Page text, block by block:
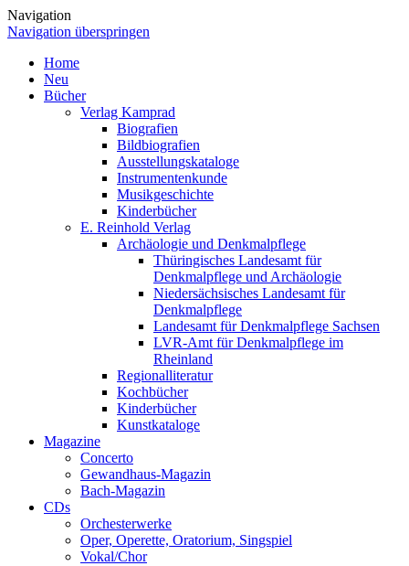
Navigation
Navigation überspringen
Home
Neu
Bücher
Verlag Kamprad
Biografien
Bildbiografien
Ausstellungskataloge
Instrumentenkunde
Musikgeschichte
Kinderbücher
E. Reinhold Verlag
Archäologie und Denkmalpflege
Thüringisches Landesamt für
Denkmalpflege und Archäologie
Niedersächsisches Landesamt für
Denkmalpflege
Landesamt für Denkmalpflege Sachsen
LVR-Amt für Denkmalpflege im
Rheinland
Regionalliteratur
Kochbücher
Kinderbücher
Kunstkataloge
Magazine
Concerto
Gewandhaus-Magazin
Bach-Magazin
CDs
Orchesterwerke
Oper, Operette, Oratorium, Singspiel
Vokal/Chor